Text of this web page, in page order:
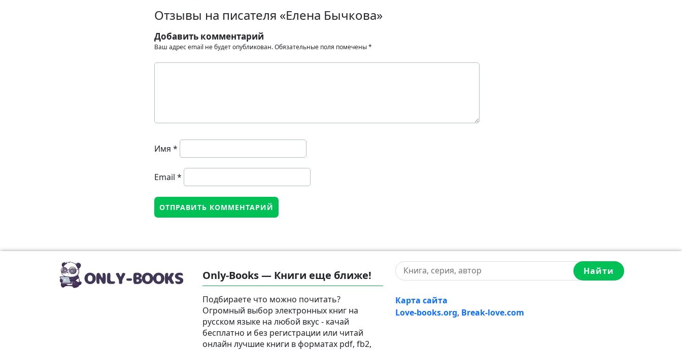
Отзывы на писателя «Елена Бычкова»
Добавить комментарий
Ваш адрес email не будет опубликован.Обязательные поля помечены*
Имя *
Email *
Only-Books — Книги еще ближе!
Подбираете что можно почитать?
Огромный выбор электронных книг на
русском языке на любой вкус - качай
бесплатно и без регистрации или читай
онлайн лучшие книги в форматах pdf, fb2,
Найти
Карта сайта
Love-books.org, Break-love.com